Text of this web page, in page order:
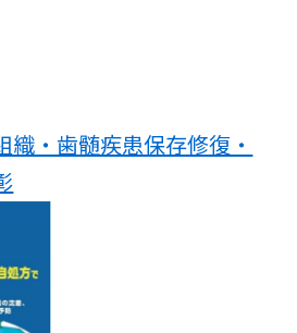
織・歯髄疾患保存修復・